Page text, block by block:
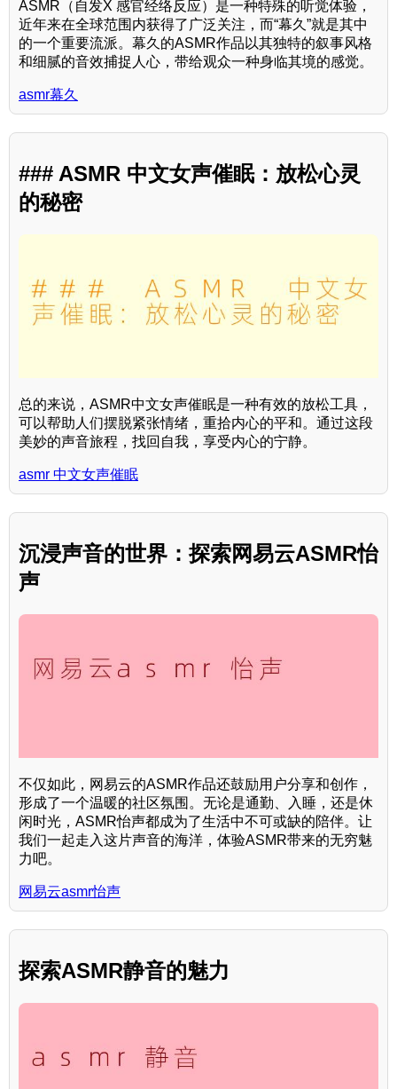
ASMR（自发X 感官经络反应）是一种特殊的听觉体验，
近年来在全球范围内获得了广泛关注，而“幕久”就是其中
的一个重要流派。幕久的ASMR作品以其独特的叙事风格
和细腻的音效捕捉人心，带给观众一种身临其境的感觉。
asmr幕久
### ASMR 中文女声催眠：放松心灵
的秘密
总的来说，ASMR中文女声催眠是一种有效的放松工具，
可以帮助人们摆脱紧张情绪，重拾内心的平和。通过这段
美妙的声音旅程，找回自我，享受内心的宁静。
asmr 中文女声催眠
沉浸声音的世界：探索网易云ASMR怡
声
不仅如此，网易云的ASMR作品还鼓励用户分享和创作，
形成了一个温暖的社区氛围。无论是通勤、入睡，还是休
闲时光，ASMR怡声都成为了生活中不可或缺的陪伴。让
我们一起走入这片声音的海洋，体验ASMR带来的无穷魅
力吧。
网易云asmr怡声
探索ASMR静音的魅力